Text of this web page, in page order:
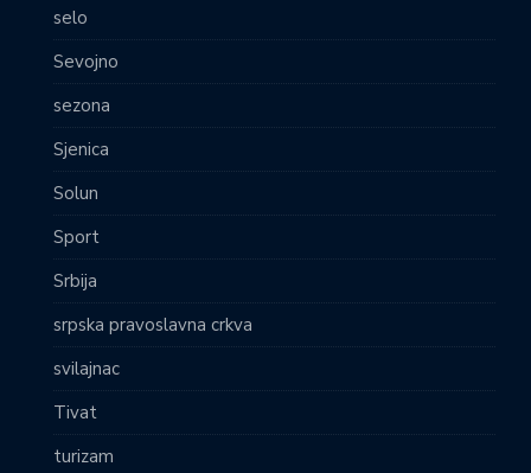
selo
Sevojno
sezona
Sjenica
Solun
Sport
Srbija
srpska pravoslavna crkva
svilajnac
Tivat
turizam